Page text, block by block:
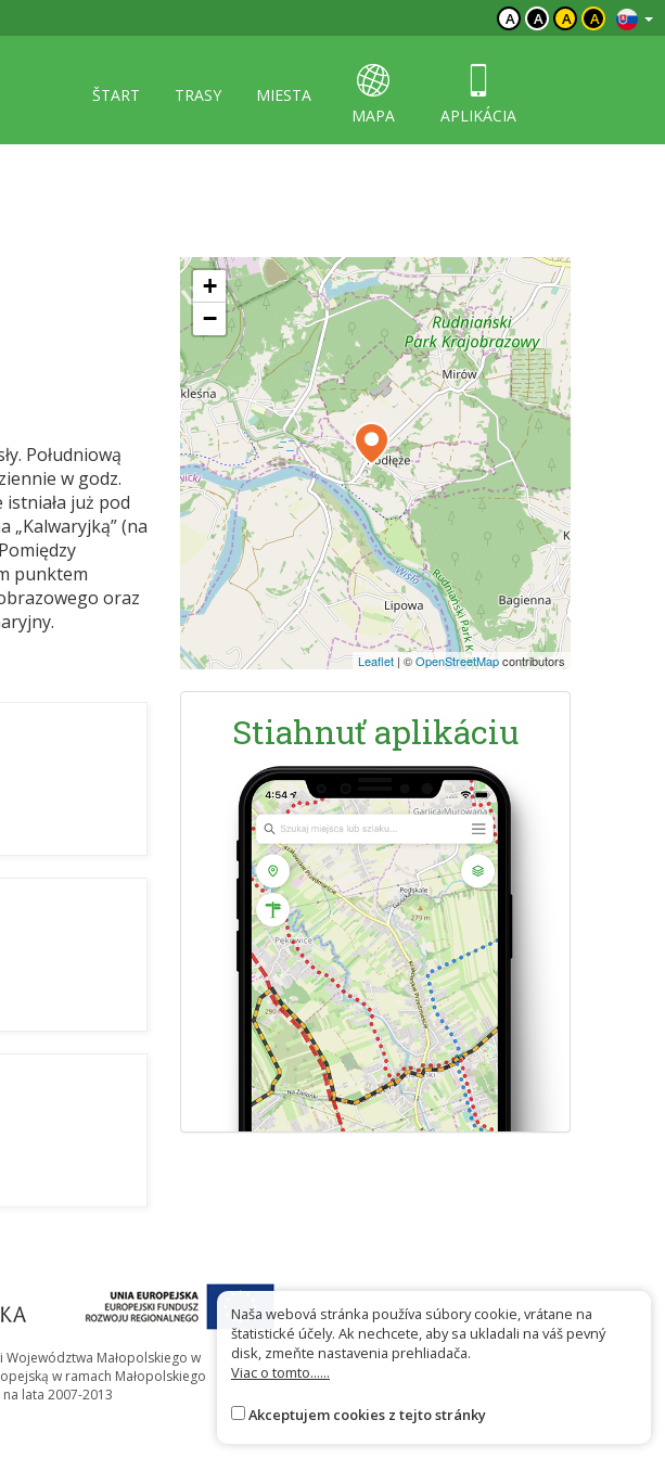
A A A A
ŠTART TRASY
MIESTA
MAPA
APLIKÁCIA
Południową
w godz.
już pod
„Kalwaryjką” (na
punktem
oraz
+
−
Leaflet | ©OpenStreetMapcontributors
Stiahnuť aplikáciu
Województwa Małopolskiego w
w ramach Małopolskiego
lata 2007-2013
Naša webová stránka používa súbory cookie, vrátane na
štatistické účely. Ak nechcete, aby sa ukladali na váš pevný
disk, zmeňte nastavenia prehliadača.
Viac o tomto......
Akceptujem cookies z tejto stránky